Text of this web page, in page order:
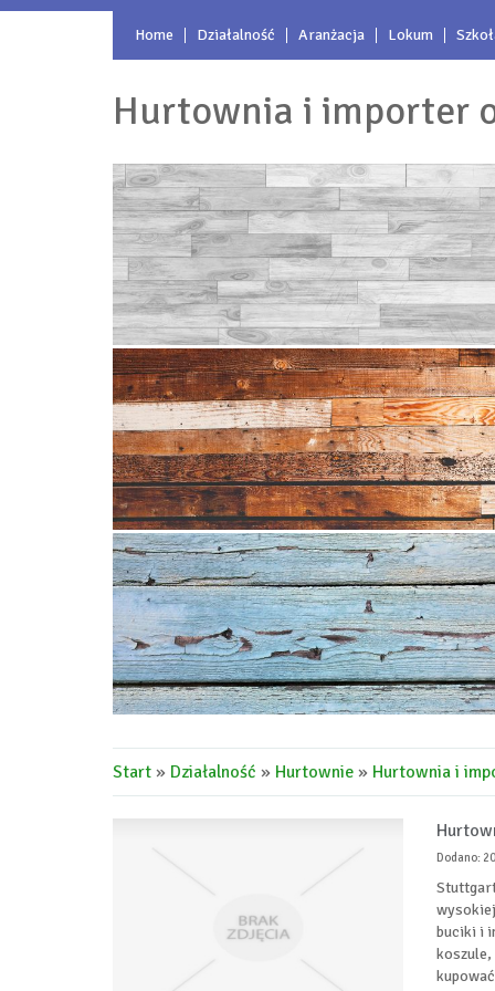
Home Działalność Aranżacja Lokum
Hurtownia i importer
Start » Działalność » Hurtownie » Hurtownia i
Dodano:
buciki i
koszule,